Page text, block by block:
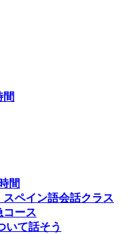
間
間
ペイン語会話クラス
ース
いて話そう